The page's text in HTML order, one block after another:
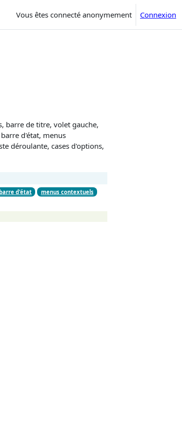
Vous êtes connecté anonymement Connexion
barre de titre, volet gauche,
d'état, menus
déroulante, cases d'options,
barre d'état
menus contextuels